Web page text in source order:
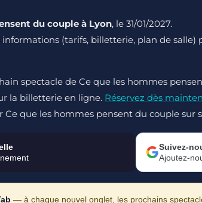
du couple à Lyon, le 31/01/2027.
informations (tarifs, billetterie, plan de salle)
spectacle de Ce que les hommes
la billetterie en ligne. Réservez dès
Ce que les hommes pensent du couple sur
Suivez-
Ajoutez-
— à chaque nouvel onglet, les prochains